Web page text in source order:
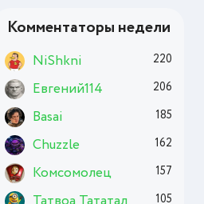
Комментаторы недели
NiShkni 220
Евгений114 206
Basai 185
Chuzzle 162
Комсомолец 157
105